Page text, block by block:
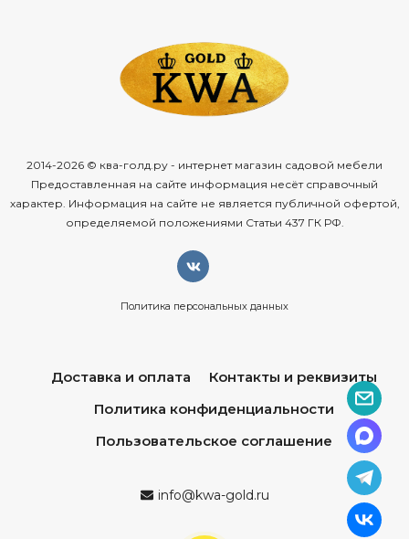
2014-2026 © ква-голд.ру - интернет магазин садовой мебели
Предоставленная на сайте информация несёт справочный
характер. Информация на сайте не является публичной офертой,
определяемой положениями Статьи 437 ГК РФ.
Политика персональных данных
Доставка и оплата
Контакты и реквизиты
Политика конфиденциальности
Пользовательское соглашение
info@kwa-gold.ru